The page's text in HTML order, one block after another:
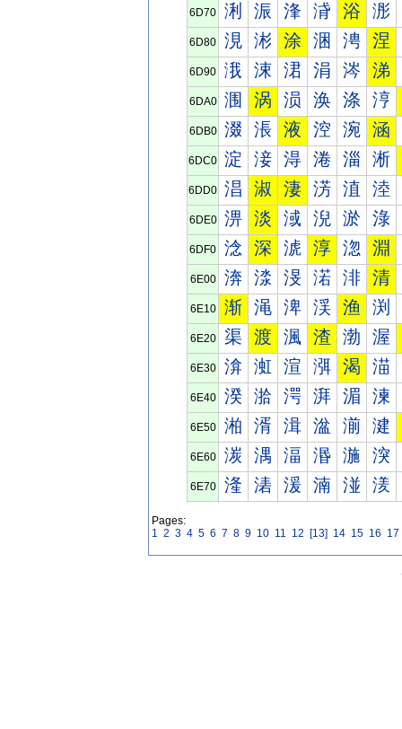
6D70 浰 浱 浲 浳 浴 浵
6D80 涀 涁 涂 涃 涄 涅
6D90 涐 涑 涒 涓 涔 涕
6DA0 涠 涡 涢 涣 涤 涥
6DB0 涰 涱 液 涳 涴 涵
6DC0 淀 淁 淂 淃 淄 淅
6DD0 淐 淑 淒 淓 淔 淕
6DE0 淠 淡 淢 淣 淤 淥
6DF0 淰 深 淲 淳 淴 淵
6E00 渀 渁 渂 渃 渄 清
6E10 渐 渑 渒 渓 渔 渕
6E20 渠 渡 渢 渣 渤 渥
6E30 渰 渱 渲 渳 渴 渵
6E40 湀 湁 湂 湃 湄 湅
6E50 湐 湑 湒 湓 湔 湕
6E60 湠 湡 湢 湣 湤 湥
6E70 湰 湱 湲 湳 湴 湵
Pages:
1 2 3 4 5 6 7 8 9 10 11 12 [13] 14 15 16 17